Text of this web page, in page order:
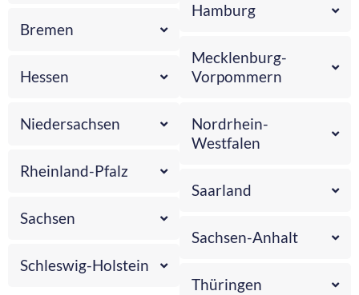
Bremen
Hessen
Niedersachsen
Rheinland-Pfalz
Sachsen
Schleswig-Holstein
Hamburg
Mecklenburg-
Vorpommern
Nordrhein-
Westfalen
Saarland
Sachsen-Anhalt
Thüringen